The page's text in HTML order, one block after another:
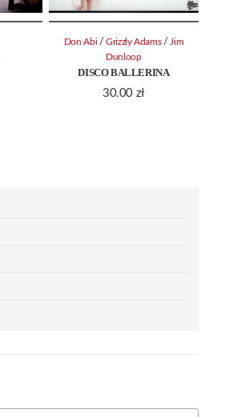
DISCO BALLERINA
30.00 zł
Don Abi / Grizzly Adams /Jim
Dunloop